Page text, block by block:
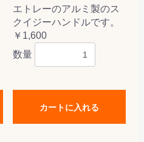
エトレーのアルミ製のス
クイジーハンドルです。
￥1,600
数量
カートに入れる